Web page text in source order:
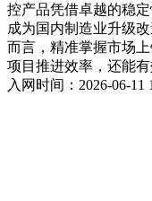
控产品凭借卓越的稳
成为国内制造业升级
而言，精准掌握市场
项目推进效率，还能
入网时间：2026-06-11